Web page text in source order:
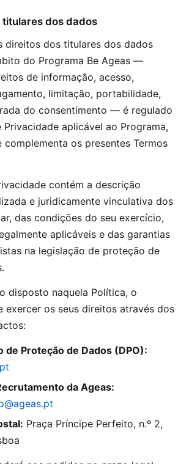
titulares dos dados
direitos dos titulares dos dados
do Programa Be Ageas —
de informação, acesso,
limitação, portabilidade,
do consentimento — é regulado
Privacidade aplicável ao Programa,
complementa os presentes Termos
contém a descrição
e juridicamente vinculativa dos
das condições do seu exercício,
aplicáveis e das garantias
na legislação de proteção de
disposto naquela Política, o
exercer os seus direitos através dos
de Proteção de Dados (DPO):
da Ageas:
Praça Príncipe Perfeito, n.º 2,